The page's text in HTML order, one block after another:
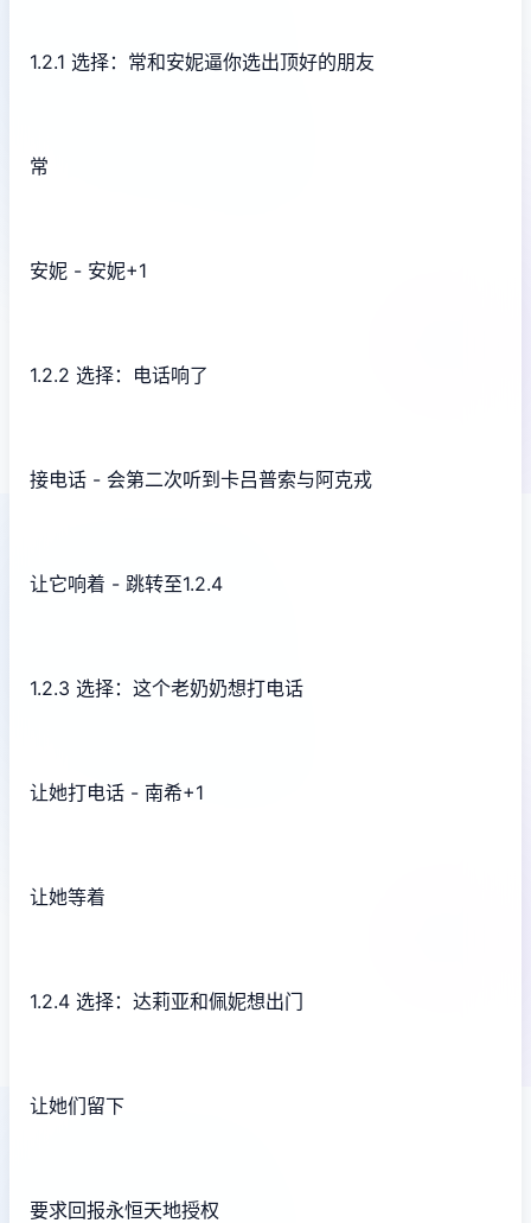
1.2.1 选择：常和安妮逼你选出顶好的朋友
常
安妮 - 安妮+1
1.2.2 选择：电话响了
接电话 - 会第二次听到卡吕普索与阿克戎
让它响着 - 跳转至1.2.4
1.2.3 选择：这个老奶奶想打电话
让她打电话 - 南希+1
让她等着
1.2.4 选择：达莉亚和佩妮想出门
让她们留下
要求回报永恒天地授权